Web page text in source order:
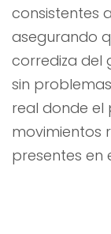
consistentes
asegurando
corrediza del
sin
real donde el
movimientos
presentes en